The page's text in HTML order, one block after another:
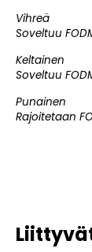
Vihreä
Soveltuu
Keltainen
Soveltuu
Punainen
Rajoitetaan